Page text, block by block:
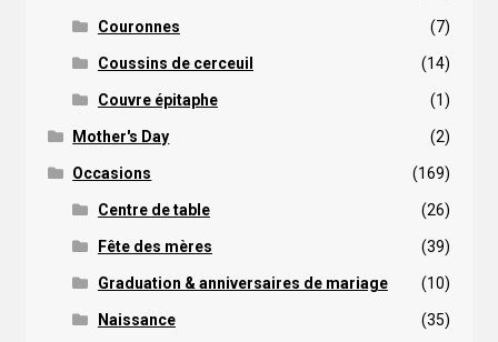
Couronnes (7)
Coussins de cerceuil (14)
Couvre épitaphe (1)
Mother's Day (2)
Occasions (169)
Centre de table (26)
Fête des mères (39)
Graduation & anniversaires de mariage (10)
Naissance (35)